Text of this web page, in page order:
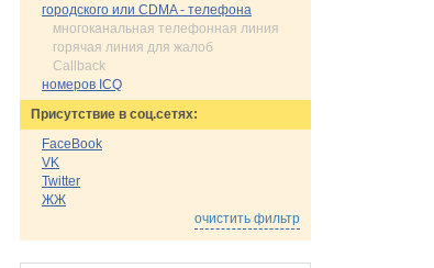
городского или CDMA - телефона
многоканальная телефонная линия
горячая линия для жалоб
Callback
номеров ICQ
Присутствие в соц.сетях:
FaceBook
VK
Twitter
ЖЖ
очистить фильтр